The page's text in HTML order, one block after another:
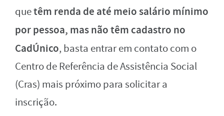
quetêm renda de até meio salário mínimo
por pessoa, mas não têm cadastro no
CadÚnico, basta entrar em contato com o
Centro de Referência de Assistência Social
(Cras) mais próximo para solicitar a
inscrição.